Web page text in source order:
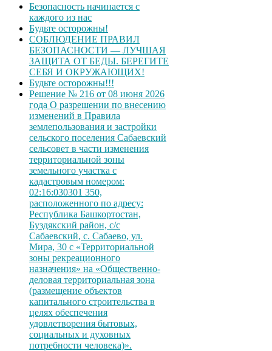
Безопасность начинается с
каждого из нас
Будьте осторожны!
СОБЛЮДЕНИЕ ПРАВИЛ
БЕЗОПАСНОСТИ — ЛУЧШАЯ
ЗАЩИТА ОТ БЕДЫ. БЕРЕГИТЕ
СЕБЯ И ОКРУЖАЮЩИХ!
Будьте осторожны!!!
Решение № 216 от 08 июня 2026
года О разрешении по внесению
изменений в Правила
землепользования и застройки
сельского поселения Сабаевский
сельсовет в части изменения
территориальной зоны
земельного участка с
кадастровым номером:
02:16:030301 350,
расположенного по адресу:
Республика Башкортостан,
Буздякский район, с/с
Сабаевский, с. Сабаево, ул.
Мира, 30 с «Территориальной
зоны рекреационного
назначения» на «Общественно-
деловая территориальная зона
(размещение объектов
капитального строительства в
целях обеспечения
удовлетворения бытовых,
социальных и духовных
потребности человека)».